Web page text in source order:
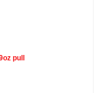
9oz pull
pull